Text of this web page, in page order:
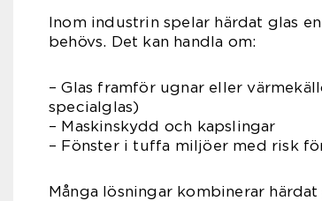
Inom industrin spelar härdat glas
behövs. Det kan handla om:
– Glas framför ugnar eller
specialglas)
– Maskinskydd och kapslingar
– Fönster i tuffa miljöer med risk
Många lösningar kombinerar